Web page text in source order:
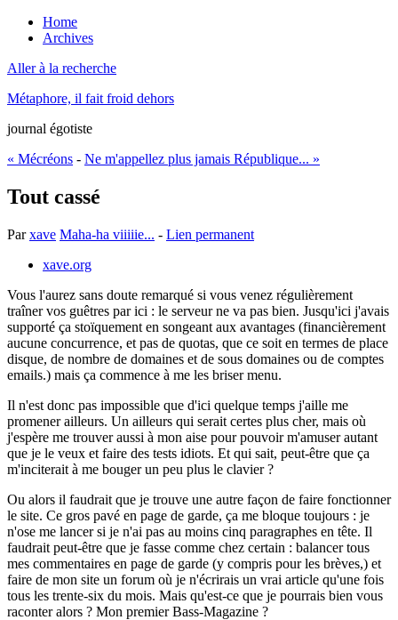
Home
Archives
Aller à la recherche
Métaphore, il fait froid dehors
journal égotiste
« Mécréons - Ne m'appellez plus jamais République... »
Tout cassé
Parxave Maha-ha viiiiie... - Lien permanent
xave.org
Vous l'aurez sans doute remarqué si vous venez régulièrement
traîner vos guêtres par ici : le serveur ne va pas bien. Jusqu'ici j'avais
supporté ça stoïquement en songeant aux avantages (financièrement
aucune concurrence, et pas de quotas, que ce soit en termes de place
disque, de nombre de domaines et de sous domaines ou de comptes
emails.) mais ça commence à me les briser menu.
Il n'est donc pas impossible que d'ici quelque temps j'aille me
promener ailleurs. Un ailleurs qui serait certes plus cher, mais où
j'espère me trouver aussi à mon aise pour pouvoir m'amuser autant
que je le veux et faire des tests idiots. Et qui sait, peut-être que ça
m'inciterait à me bouger un peu plus le clavier ?
Ou alors il faudrait que je trouve une autre façon de faire fonctionner
le site. Ce gros pavé en page de garde, ça me bloque toujours : je
n'ose me lancer si je n'ai pas au moins cinq paragraphes en tête. Il
faudrait peut-être que je fasse comme chez certain : balancer tous
mes commentaires en page de garde (y compris pour les brèves,) et
faire de mon site un forum où je n'écrirais un vrai article qu'une fois
tous les trente-six du mois. Mais qu'est-ce que je pourrais bien vous
raconter alors ? Mon premier Bass-Magazine ?